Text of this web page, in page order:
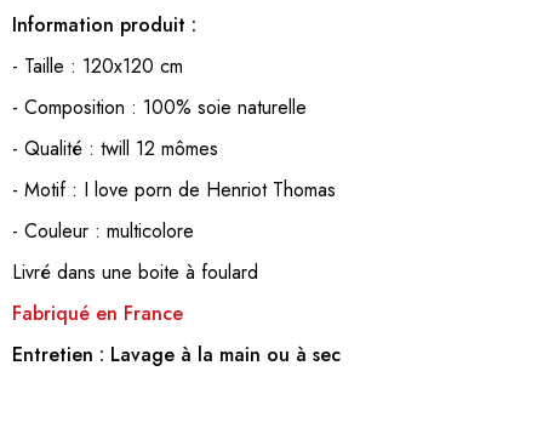
Information produit :
- Taille : 120x120 cm
- Composition : 100% soie naturelle
- Qualité : twill 12 mômes
- Motif : I love porn de Henriot Thomas
- Couleur : multicolore
Livré dans une boite à foulard
Fabriqué en France
Entretien : Lavage à la main ou à sec